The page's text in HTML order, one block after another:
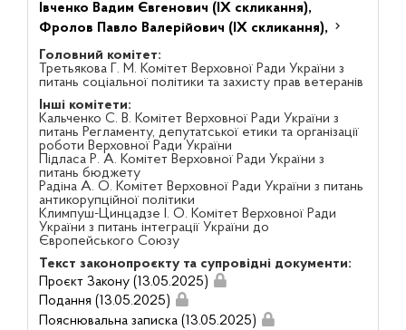
Івченко Вадим Євгенович (IX скликання),
Фролов Павло Валерійович (IX скликання),
Головний комітет:
Третьякова Г. М. Комітет Верховної Ради України з
питань соціальної політики та захисту прав ветеранів
Інші комітети:
Кальченко С. В. Комітет Верховної Ради України з
питань Регламенту, депутатської етики та організації
роботи Верховної Ради України
Підласа Р. А. Комітет Верховної Ради України з
питань бюджету
Радіна А. О. Комітет Верховної Ради України з питань
антикорупційної політики
Климпуш-Цинцадзе І. О. Комітет Верховної Ради
України з питань інтеграції України до
Європейського Союзу
Текст законопроєкту та супровідні документи:
Проєкт Закону (13.05.2025)
Подання (13.05.2025)
Пояснювальна записка (13.05.2025)